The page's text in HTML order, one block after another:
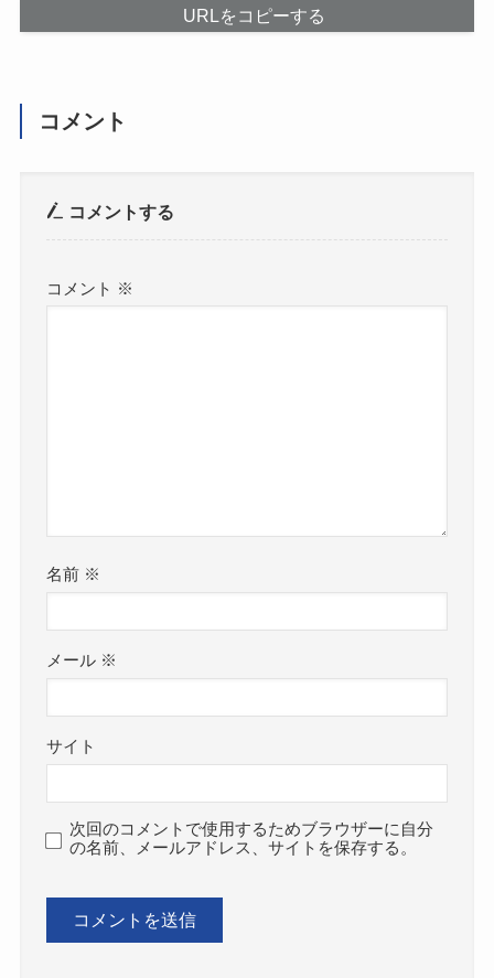
URLをコピーする
コメント
コメントする
コメント ※
名前 ※
メール ※
サイト
次回のコメントで使用するためブラウザーに自分
の名前、メールアドレス、サイトを保存する。